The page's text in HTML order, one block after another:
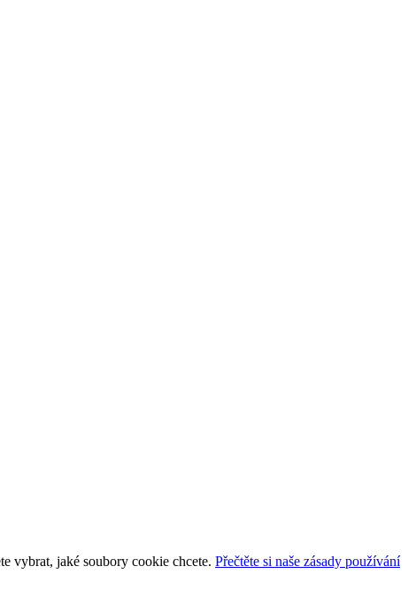
vybrat, jaké soubory cookie chcete. Přečtěte si naše zásady používání